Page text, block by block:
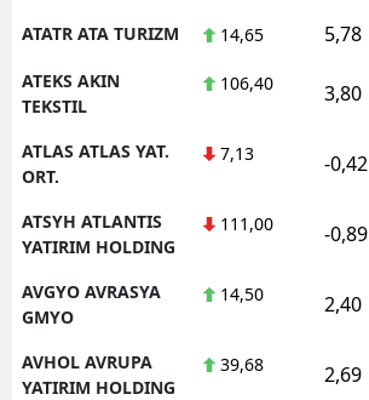
ATATR ATA TURIZM 14,65 5,78
ATEKS AKIN
TEKSTIL
106,40 3,80
ATLAS ATLAS YAT.
ORT.
7,13 -0,42
ATSYH ATLANTIS
YATIRIM HOLDING
111,00 -0,89
AVGYO AVRASYA
GMYO
14,50 2,40
AVHOL AVRUPA
YATIRIM HOLDING
39,68 2,69